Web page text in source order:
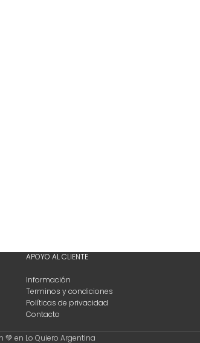
APOYO AL CLIENTE
Información
Terminos y condiciones
Políticas de privacidad
Contacto
💚 en Lo Quiero Argentina